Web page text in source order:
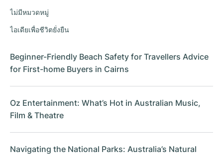
ไม่มีหมวดหมู่
ไอเดียเพื่อชีวิตยั่งยืน
Beginner-Friendly Beach Safety for Travellers Advice
for First-home Buyers in Cairns
Oz Entertainment: What’s Hot in Australian Music,
Film & Theatre
Navigating the National Parks: Australia’s Natural